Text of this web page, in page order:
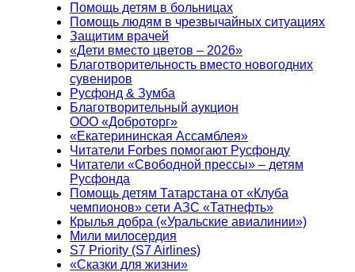
Помощь детям в больницах
Помощь людям в чрезвычайных ситуациях
Защитим врачей
«Дети вместо цветов – 2026»
Благотворительность вместо новогодних
сувениров
Русфонд & Зумба
Благотворительный аукцион
ООО «Доброторг»
«Екатерининская Ассамблея»
Читатели Forbes помогают Русфонду
Читатели «Свободной прессы» – детям
Русфонда
Помощь детям Татарстана от «Клуба
чемпионов» сети АЗС «Татнефть»
Крылья добра («Уральские авиалинии»)
Мили милосердия
S7 Priority (S7 Airlines)
«Сказки для жизни»